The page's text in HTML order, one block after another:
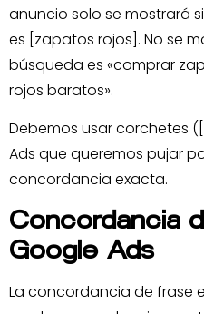
anuncio solo se mostrará
es [zapatos rojos]. No se
búsqueda es «comprar
rojos baratos».
Debemos usar corchetes
Ads que queremos pujar
concordancia exacta.
Concordancia
Google Ads
La concordancia de frase